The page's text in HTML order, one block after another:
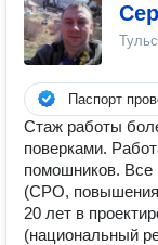
Паспорт
Стаж работы
поверками.
помошников.
(СРО, повышения
20 лет в
(национальный